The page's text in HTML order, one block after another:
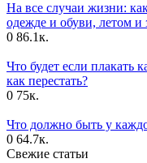
На все случаи жизни:
одежде и обуви, летом и
0 86.1к.
Что будет если
как перестать?
0 75к.
Что должно быть у
0 64.7к.
Свежие статьи